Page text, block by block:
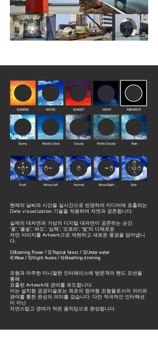
현재의 날씨와 시간을 실시간으로 반영하여 미디어에 표출되는
Data visualization 기술을 적용하여 자연과 공존합니다.
실제의 대자연과 가상의 디지털 대자연이 공존하는 순간.
‘꽃’, ‘풀숲’, ‘파도’, ‘심해’, ‘오로라’, ‘빛’의 다채로운
자연 이미지를 Artwork으로 재현하고 새로운 풍경을 담아냅니
다.
1) Blooming flower / 2) Tropical forest / 3) Under water
4) Wave / 5) Night Aurora / 6) Breathing dimming
조형과 마주한 미니멀한 인터페이스에 방문객의 핸드 모션을
통해
표출된 Artwork에 관여를 유도합니다.
이는 설치형 공공미술로는 최초의 참여형 조형물로서의 의미와
관여를 통한 완성의 의미를 갖습니다. 다만 적극적인 인터랙션
이 아닌
자연스럽고 관여가 적은 움직임으로 완성됩니다.